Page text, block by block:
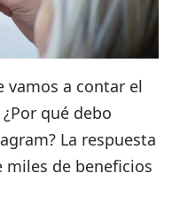
vamos a contar el
qué debo
La respuesta
de beneficios